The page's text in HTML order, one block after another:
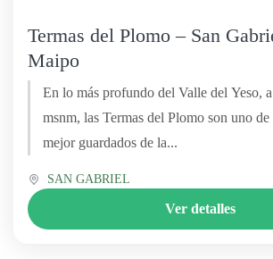
Termas del Plomo – San
Maipo
En lo más profundo del Valle del Yeso,
msnm, las Termas del Plomo son uno de
mejor guardados de la...
SAN GABRIEL
Ver detalles